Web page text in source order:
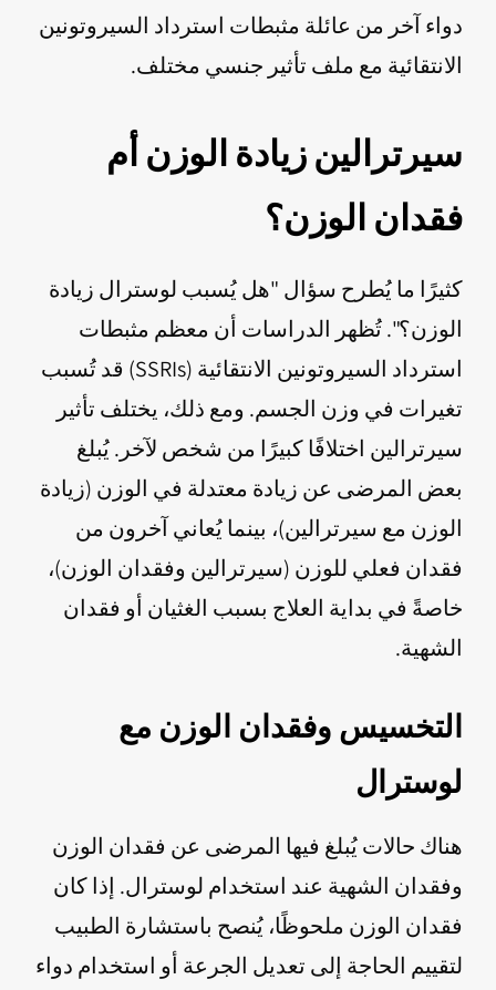
دواء آخر من عائلة مثبطات استرداد السيروتونين
الانتقائية مع ملف تأثير جنسي مختلف.
سيرترالين زيادة الوزن أم
فقدان الوزن؟
كثيرًا ما يُطرح سؤال "هل يُسبب لوسترال زيادة
الوزن؟". تُظهر الدراسات أن معظم مثبطات
استرداد السيروتونين الانتقائية (SSRIs) قد تُسبب
تغيرات في وزن الجسم. ومع ذلك، يختلف تأثير
سيرترالين اختلافًا كبيرًا من شخص لآخر. يُبلغ
بعض المرضى عن زيادة معتدلة في الوزن (زيادة
الوزن مع سيرترالين)، بينما يُعاني آخرون من
فقدان فعلي للوزن (سيرترالين وفقدان الوزن)،
خاصةً في بداية العلاج بسبب الغثيان أو فقدان
الشهية.
التخسيس وفقدان الوزن مع
لوسترال
هناك حالات يُبلغ فيها المرضى عن فقدان الوزن
وفقدان الشهية عند استخدام لوسترال. إذا كان
فقدان الوزن ملحوظًا، يُنصح باستشارة الطبيب
لتقييم الحاجة إلى تعديل الجرعة أو استخدام دواء